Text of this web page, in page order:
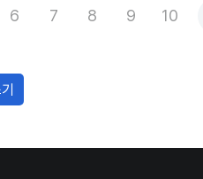
6페이지7페이지
8페이지
9페이지
10페이지